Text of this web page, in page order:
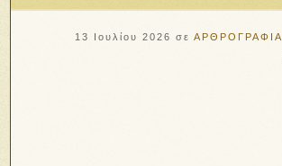
13 Ιουλίου 2026 σε ΑΡΘΡΟΓΡΑΦΙΑ